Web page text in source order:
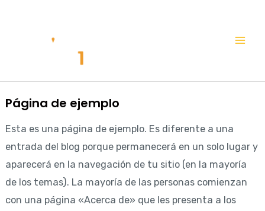
Página de ejemplo
Esta es una página de ejemplo. Es diferente a una
entrada del blog porque permanecerá en un solo lugar y
aparecerá en la navegación de tu sitio (en la mayoría
de los temas). La mayoría de las personas comienzan
con una página «Acerca de» que les presenta a los